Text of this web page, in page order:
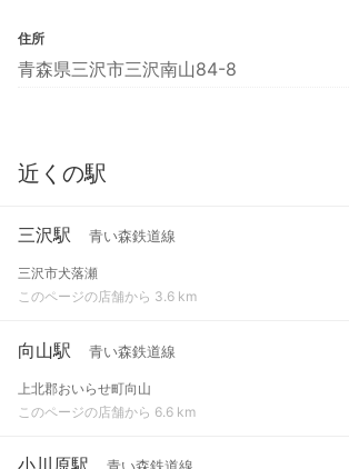
住所
青森県三沢市三沢南山84-8
近くの駅
三沢駅 青い森鉄道線
三沢市犬落瀬
このページの店舗から 3.6 km
向山駅 青い森鉄道線
上北郡おいらせ町向山
このページの店舗から 6.6 km
小川原駅